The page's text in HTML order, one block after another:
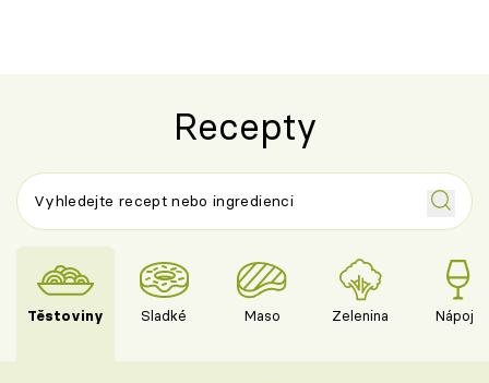
Recepty
Těstoviny Sladké Maso Zelenina Nápoje